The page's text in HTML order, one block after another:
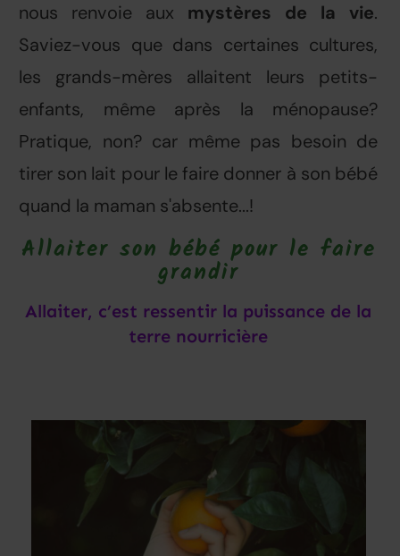
nous renvoie aux mystères de la vie.
Saviez-vous que dans certaines cultures,
les grands-mères allaitent leurs petits-
enfants, même après la ménopause?
Pratique, non? car même pas besoin de
tirer son lait pour le faire donner à son bébé
quand la maman s'absente...!
Allaiter son bébé pour le faire
grandir
Allaiter, c’est ressentir la puissance de la
terre nourricière